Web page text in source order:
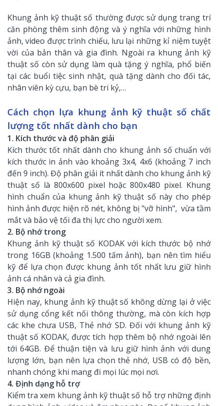
Khung ảnh kỹ thuật số thường được sử dụng trang trí
căn phòng thêm sinh động và ý nghĩa với những hình
ảnh, video được trình chiếu, lưu lại những kỉ niệm tuyệt
vời của bản thân và gia đình. Ngoài ra khung ảnh kỹ
thuật số còn sử dụng làm quà tặng ý nghĩa, phổ biến
tại các buổi tiệc sinh nhật, quà tặng dành cho đối tác,
nhân viên kỳ cựu, bạn bè tri kỷ,…
Cách chọn lựa khung ảnh kỹ thuật số chất
lượng tốt nhất dành cho bạn
1. Kích thước và độ phân giải
Kích thước tốt nhất dành cho khung ảnh số chuẩn với
kích thước in ảnh vào khoảng 3x4, 4x6 (khoảng 7 inch
đến 9 inch). Độ phân giải ít nhất dành cho khung ảnh kỹ
thuật số là 800x600 pixel hoặc 800x480 pixel. Khung
hình chuẩn của khung ảnh kỹ thuật số này cho phép
hình ảnh được hiện rõ nét, không bị "vỡ hình", vừa tầm
mắt và bảo vệ tối đa thị lực cho người xem.
2. Bộ nhớ trong
Khung ảnh kỹ thuật số KODAK với kích thước bộ nhớ
trong 16GB (khoảng 1.500 tấm ảnh), bạn nên tìm hiểu
kỹ để lựa chọn được khung ảnh tốt nhất lưu giữ hình
ảnh cá nhân và cả gia đình.
3. Bộ nhớ ngoài
Hiện nay, khung ảnh kỹ thuật số không dừng lại ở việc
sử dụng cổng kết nối thông thường, mà còn kích hợp
các khe chưa USB, Thẻ nhớ SD. Đối với khung ảnh kỹ
thuật số KODAK, được tích hợp thêm bộ nhớ ngoài lên
tới 64GB. Để thuận tiện và lưu giữ hình ảnh với dung
lượng lớn, bạn nên lựa chọn thẻ nhớ, USB có độ bền,
nhanh chóng khi mang đi mọi lúc mọi nơi.
4. Định dạng hỗ trợ
Kiểm tra xem khung ảnh kỹ thuật số hỗ trợ những định